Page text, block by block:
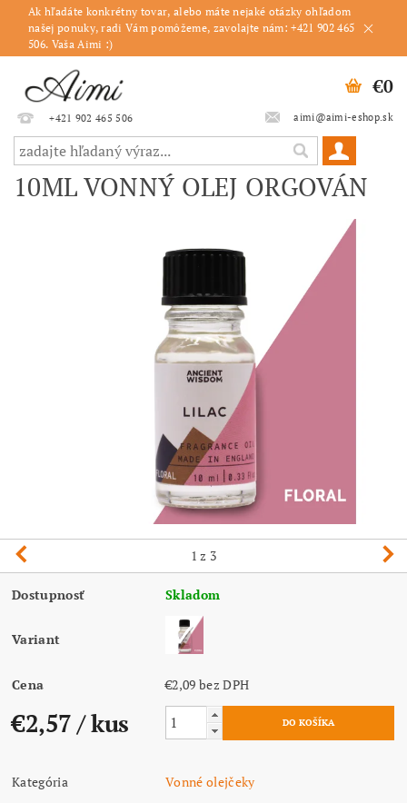
Ak hľadáte konkrétny tovar, alebo máte nejaké otázky ohľadom
našej ponuky, radi Vám pomôžeme, zavolajte nám: +421 902 465
506. Vaša Aimi :)
+421 902 465 506 aimi@aimi-eshop.sk
€0
10ML VONNÝ OLEJ ORGOVÁN
1 z 3
Dostupnosť Skladom
Variant
Cena €2,09 bez DPH
€2,57/ kus
Kategória
Vonné olejčeky